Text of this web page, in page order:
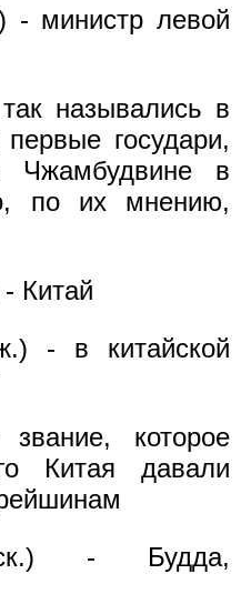
- министр левой
назывались в
первые государи,
Чжамбудвине в
по их мнению,
- Китай
- в китайской
которое
Китая давали
- Будда,